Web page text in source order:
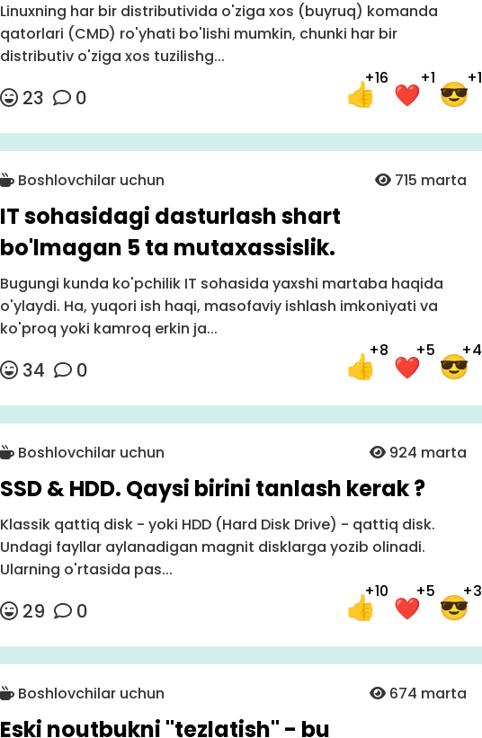
Linuxning har bir distributivida o'ziga xos (buyruq) komanda
qatorlari (CMD) ro'yhati bo'lishi mumkin, chunki har bir
distributiv o'ziga xos tuzilishg...
23 0
+16 +1 +1
Boshlovchilar uchun 715 marta
IT sohasidagi dasturlash shart
bo'lmagan 5 ta mutaxassislik.
Bugungi kunda ko'pchilik IT sohasida yaxshi martaba haqida
o'ylaydi. Ha, yuqori ish haqi, masofaviy ishlash imkoniyati va
ko'proq yoki kamroq erkin ja...
34 0
+8 +5 +4
Boshlovchilar uchun 924 marta
SSD & HDD. Qaysi birini tanlash kerak ?
Klassik qattiq disk - yoki HDD (Hard Disk Drive) - qattiq disk.
Undagi fayllar aylanadigan magnit disklarga yozib olinadi.
Ularning o'rtasida pas...
29 0
+10 +5 +3
Boshlovchilar uchun 674 marta
Eski noutbukni "tezlatish" - bu